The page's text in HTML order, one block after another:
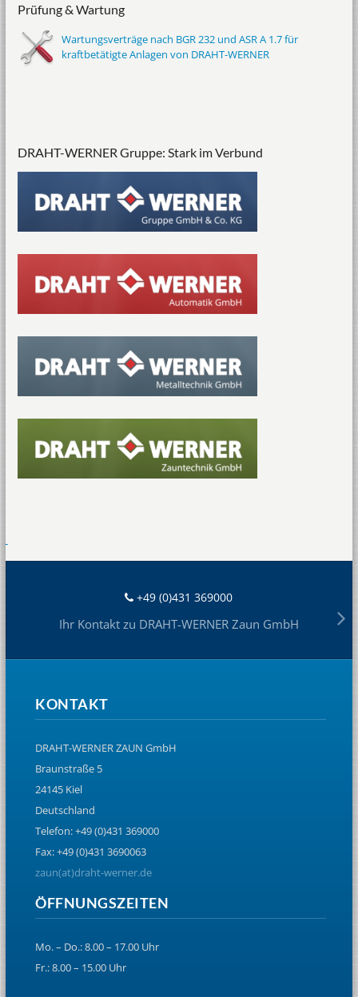
Prüfung & Wartung
Wartungsverträge nach BGR 232 und ASR A 1.7 für
kraftbetätigte Anlagen von DRAHT-WERNER
DRAHT-WERNER Gruppe: Stark im Verbund
+49 (0)431 369000
Ihr Kontakt zu DRAHT-WERNER Zaun GmbH
KONTAKT
DRAHT-WERNER ZAUN GmbH
Braunstraße 5
24145 Kiel
Deutschland
Telefon: +49 (0)431 369000
Fax: +49 (0)431 3690063
zaun(at)draht-werner.de
ÖFFNUNGSZEITEN
Mo. – Do.: 8.00 – 17.00 Uhr
Fr.: 8.00 – 15.00 Uhr